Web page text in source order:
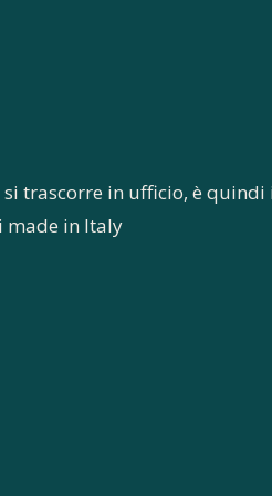
trascorre in ufficio, è
made in Italy